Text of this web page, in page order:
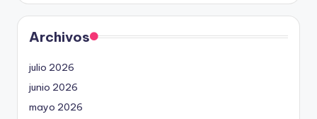
Archivos
julio 2026
junio 2026
mayo 2026